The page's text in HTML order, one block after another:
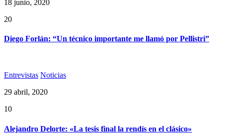
18 junio, 2020
20
Diego Forlán: “Un técnico importante me llamó por Pellistri”
Entrevistas Noticias
29 abril, 2020
10
Alejandro Delorte: «La tesis final la rendís en el clásico»